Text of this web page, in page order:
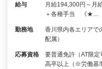
給与
月給194,300円～月
＋各種手当 《★…
勤務地
香川県内各エリア
配属）
応募資格
要普通免許（AT限
高卒以上（※労働基